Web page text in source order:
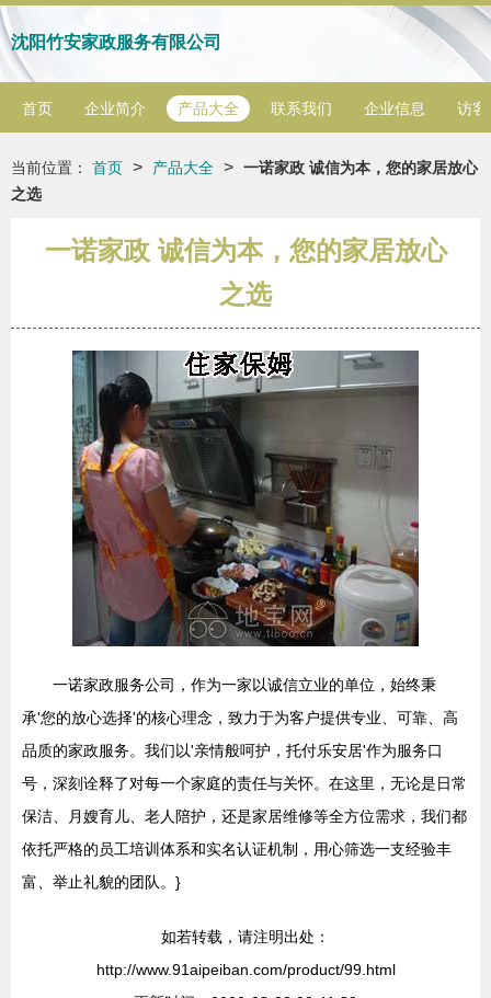
沈阳竹安家政服务有限公司
首页 企业简介 产品大全 联系我们 企业信息 访客
当前位置： 首页 > 产品大全 > 一诺家政 诚信为本，您的家居放心
之选
一诺家政 诚信为本，您的家居放心
之选
一诺家政服务公司，作为一家以诚信立业的单位，始终秉
承'您的放心选择'的核心理念，致力于为客户提供专业、可靠、高
品质的家政服务。我们以'亲情般呵护，托付乐安居'作为服务口
号，深刻诠释了对每一个家庭的责任与关怀。在这里，无论是日常
保洁、月嫂育儿、老人陪护，还是家居维修等全方位需求，我们都
依托严格的员工培训体系和实名认证机制，用心筛选一支经验丰
富、举止礼貌的团队。}
如若转载，请注明出处：
http://www.91aipeiban.com/product/99.html